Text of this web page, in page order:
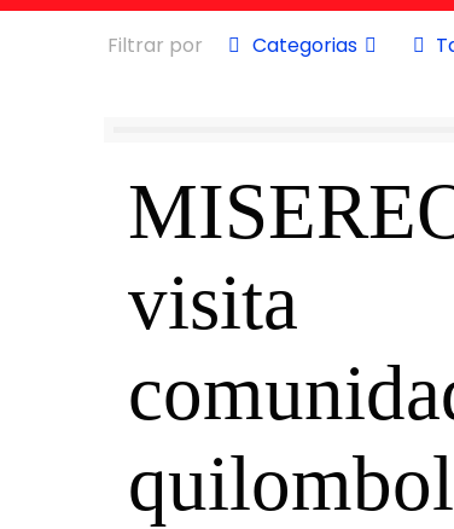
Filtrar por Categorias
visita